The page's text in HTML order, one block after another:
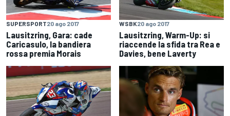
SUPERSPORT20 ago 2017
Lausitzring, Gara: cade
Caricasulo, la bandiera
rossa premia Morais
WSBK20 ago 2017
Lausitzring, Warm-Up: si
riaccende la sfida tra Rea e
Davies, bene Laverty